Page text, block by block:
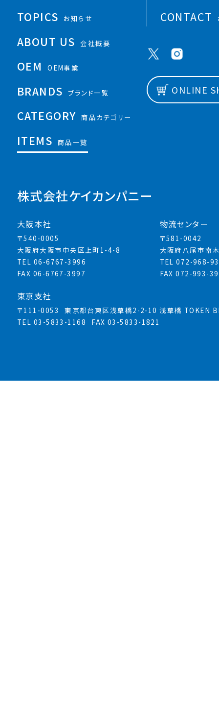
TOPICS お知らせ
ABOUT US 会社概要
OEM OEM事業
BRANDS ブランド一覧
CATEGORY 商品カテゴリー
ITEMS 商品一覧
CONTACT
ONLINE
株式会社ケイカンパニー
大阪本社
〒540-0005
大阪府大阪市中央区上町1-4-8
TEL 06-6767-3996
FAX 06-6767-3997
物流センター
〒581-0042
大阪府八尾市南
TEL 072-968-
FAX 072-993-
東京支社
〒111-0053
東京都台東区浅草橋2-2-10 浅草橋 TOKEN
TEL 03-5833-1168
FAX 03-5833-1821